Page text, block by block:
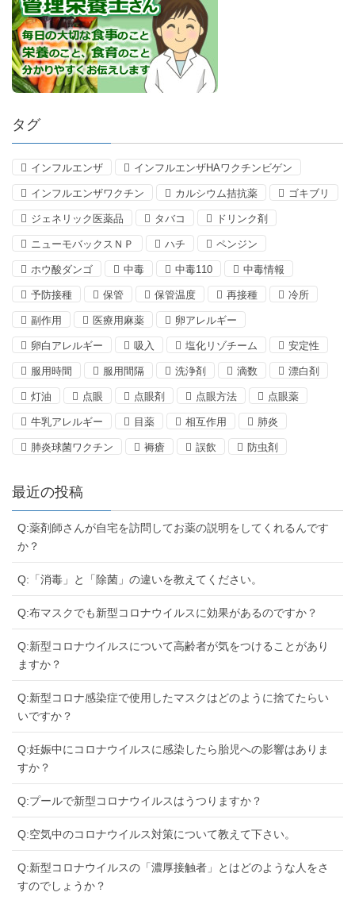
タグ
インフルエンザ インフルエンザHAワクチンビゲン
インフルエンザワクチン カルシウム拮抗薬 ゴキブリ
ジェネリック医薬品 タバコ ドリンク剤
ニューモバックスＮＰ ハチ ペンジン
ホウ酸ダンゴ 中毒 中毒110 中毒情報
予防接種 保管 保管温度 再接種 冷所
副作用 医療用麻薬 卵アレルギー
卵白アレルギー 吸入 塩化リゾチーム 安定性
服用時間 服用間隔 洗浄剤 滴数 漂白剤
灯油 点眼 点眼剤 点眼方法 点眼薬
牛乳アレルギー 目薬 相互作用 肺炎
肺炎球菌ワクチン 褥瘡 誤飲 防虫剤
最近の投稿
Q:薬剤師さんが自宅を訪問してお薬の説明をしてくれるんです
か？
Q:「消毒」と「除菌」の違いを教えてください。
Q:布マスクでも新型コロナウイルスに効果があるのですか？
Q:新型コロナウイルスについて高齢者が気をつけることがあり
ますか？
Q:新型コロナ感染症で使用したマスクはどのように捨てたらい
いですか？
Q:妊娠中にコロナウイルスに感染したら胎児への影響はありま
すか？
Q:プールで新型コロナウイルスはうつりますか？
Q:空気中のコロナウイルス対策について教えて下さい。
Q:新型コロナウイルスの「濃厚接触者」とはどのような人をさ
すのでしょうか？